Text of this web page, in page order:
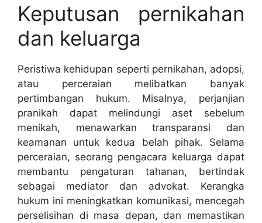
Keputusan pernikahan
dan keluarga
Peristiwa kehidupan seperti pernikahan, adopsi,
atau perceraian melibatkan banyak
pertimbangan hukum. Misalnya, perjanjian
pranikah dapat melindungi aset sebelum
menikah, menawarkan transparansi dan
keamanan untuk kedua belah pihak. Selama
perceraian, seorang pengacara keluarga dapat
membantu pengaturan tahanan, bertindak
sebagai mediator dan advokat. Kerangka
hukum ini meningkatkan komunikasi, mencegah
perselisihan di masa depan, dan memastikan